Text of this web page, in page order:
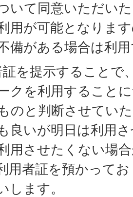
いて同意いただい
用が可能となりま
備がある場合は利
証を提示することで
クを利用すること
のと判断させてい
良いが明日は利用
用させたくない場
用者証を預かって
します。